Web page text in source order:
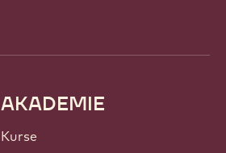
AKADEMIE
Kurse